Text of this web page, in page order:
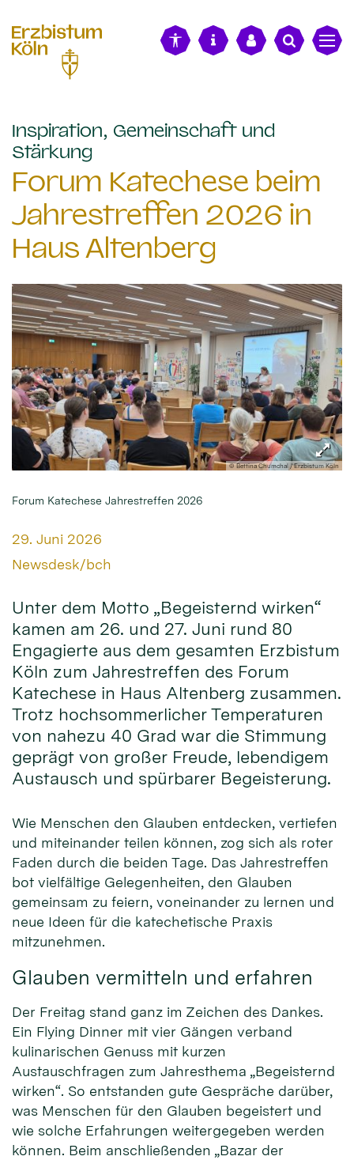
Inspiration, Gemeinschaft und
Stärkung
Forum Katechese beim
Jahrestreffen 2026 in
Haus Altenberg
© Bettina Chumchal / Erzbistum Köln
Forum Katechese Jahrestreffen 2026
Datum:
29. Juni 2026
Von:
Newsdesk/bch
Unter dem Motto „Begeisternd wirken“
kamen am 26. und 27. Juni rund 80
Engagierte aus dem gesamten Erzbistum
Köln zum Jahrestreffen des Forum
Katechese in Haus Altenberg zusammen.
Trotz hochsommerlicher Temperaturen
von nahezu 40 Grad war die Stimmung
geprägt von großer Freude, lebendigem
Austausch und spürbarer Begeisterung.
Wie Menschen den Glauben entdecken, vertiefen
und miteinander teilen können, zog sich als roter
Faden durch die beiden Tage. Das Jahrestreffen
bot vielfältige Gelegenheiten, den Glauben
gemeinsam zu feiern, voneinander zu lernen und
neue Ideen für die katechetische Praxis
mitzunehmen.
Glauben vermitteln und erfahren
Der Freitag stand ganz im Zeichen des Dankes.
Ein Flying Dinner mit vier Gängen verband
kulinarischen Genuss mit kurzen
Austauschfragen zum Jahresthema „Begeisternd
wirken“. So entstanden gute Gespräche darüber,
was Menschen für den Glauben begeistert und
wie solche Erfahrungen weitergegeben werden
können. Beim anschließenden „Bazar der